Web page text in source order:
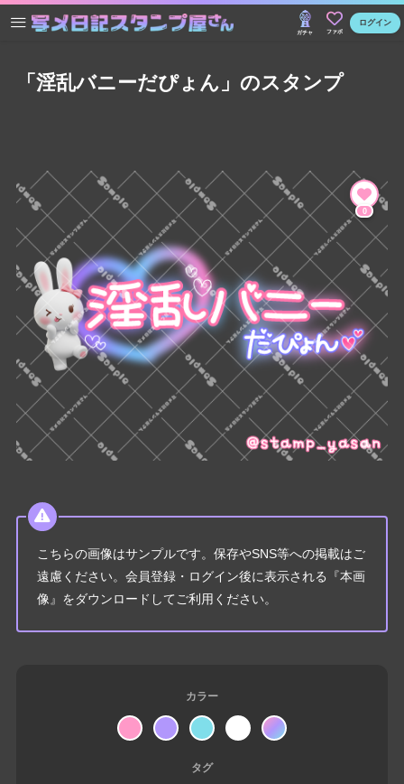
ガチャ ファボ
ログイン
「淫乱バニーだぴょん」のスタンプ
0
こちらの画像はサンプルです。保存やSNS等への掲載はご
遠慮ください。会員登録・ログイン後に表示される『本画
像』をダウンロードしてご利用ください。
カラー
タグ